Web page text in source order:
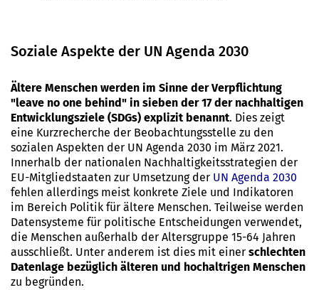
Soziale Aspekte der UN Agenda 2030
Ältere Menschen werden im Sinne der Verpflichtung
"leave no one behind" in sieben der 17 der nachhaltigen
Entwicklungsziele (SDGs) explizit benannt. Dies zeigt
eine Kurzrecherche der Beobachtungsstelle zu den
sozialen Aspekten der UN Agenda 2030 im März 2021.
Innerhalb der nationalen Nachhaltigkeitsstrategien der
EU-Mitgliedstaaten zur Umsetzung der UN Agenda 2030
fehlen allerdings meist konkrete Ziele und Indikatoren
im Bereich Politik für ältere Menschen. Teilweise werden
Datensysteme für politische Entscheidungen verwendet,
die Menschen außerhalb der Altersgruppe 15-64 Jahren
ausschließt. Unter anderem ist dies mit einer schlechten
Datenlage bezüglich älteren und hochaltrigen Menschen
zu begründen.